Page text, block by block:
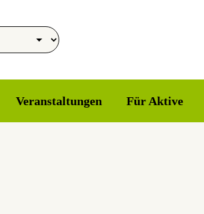
Veranstaltungen Für Aktive